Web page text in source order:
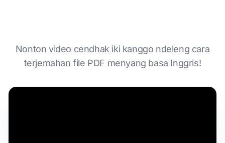
Nonton video cendhak iki kanggo ndeleng cara
terjemahan file PDF menyang basa Inggris!